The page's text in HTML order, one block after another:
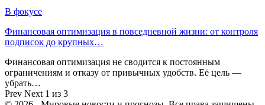
В фокусе
Финансовая оптимизация в повседневной жизни: от контроля
подписок до крупных…
Финансовая оптимизация не сводится к постоянным
ограничениям и отказу от привычных удобств. Её цель —
убрать…
Prev Next 1 из 3